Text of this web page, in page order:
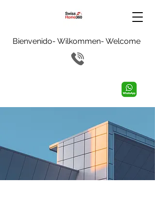
Bienvenido- Wilkommen- Welcome